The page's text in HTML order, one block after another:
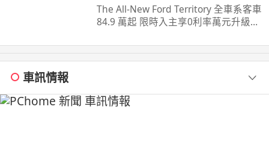
The All-New Ford Territory 全車系客車
84.9 萬起 限時入主享0利率萬元升級旗
補助) 預約試 ...
車訊情報